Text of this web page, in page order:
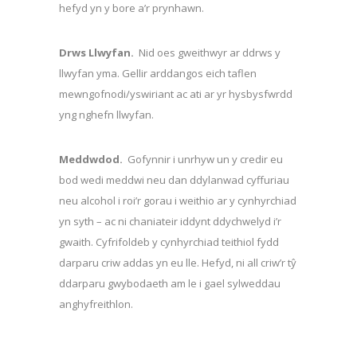
hefyd yn y bore a’r prynhawn.
Drws Llwyfan. Nid oes gweithwyr ar ddrws y
llwyfan yma. Gellir arddangos eich taflen
mewngofnodi/yswiriant ac ati ar yr hysbysfwrdd
yng nghefn llwyfan.
Meddwdod. Gofynnir i unrhyw un y credir eu
bod wedi meddwi neu dan ddylanwad cyffuriau
neu alcohol i roi’r gorau i weithio ar y cynhyrchiad
yn syth – ac ni chaniateir iddynt ddychwelyd i’r
gwaith. Cyfrifoldeb y cynhyrchiad teithiol fydd
darparu criw addas yn eu lle. Hefyd, ni all criw’r tŷ
ddarparu gwybodaeth am le i gael sylweddau
anghyfreithlon.